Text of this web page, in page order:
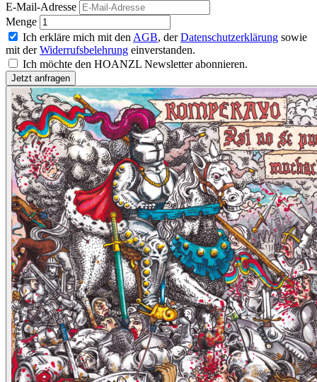
E-Mail-Adresse
Menge
Ich erkläre mich mit den AGB, derDatenschutzerklärung sowie
mit derWiderrufsbelehrung einverstanden.
Ich möchte den HOANZL Newsletter abonnieren.